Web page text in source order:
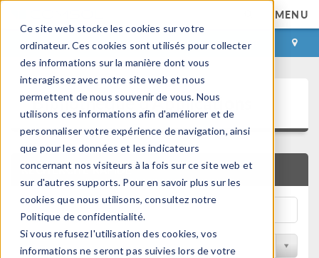
Ce site web stocke les cookies sur votre
ordinateur. Ces cookies sont utilisés pour collecter
des informations sur la manière dont vous
interagissez avec notre site web et nous
permettent de nous souvenir de vous. Nous
utilisons ces informations afin d'améliorer et de
personnaliser votre expérience de navigation, ainsi
que pour les données et les indicateurs
concernant nos visiteurs à la fois sur ce site web et
sur d'autres supports. Pour en savoir plus sur les
cookies que nous utilisons, consultez notre
Politique de confidentialité.
Si vous refusez l'utilisation des cookies, vos
informations ne seront pas suivies lors de votre
MENU
CONNEXION CONTACT
Bibliothèque d'Applications
RECHERCHE RAPIDE
Trier par Discipline